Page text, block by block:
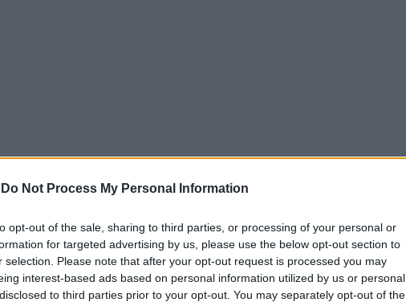
Do Not Process My Personal Information
opt-out of the sale, sharing to third parties, or processing of your personal or
for targeted advertising by us, please use the below opt-out section to
selection. Please note that after your opt-out request is processed you may
interest-based ads based on personal information utilized by us or personal
to third parties prior to your opt-out. You may separately opt-out of the
com um poder de compra superior à média
e industrial. Seguiram-se